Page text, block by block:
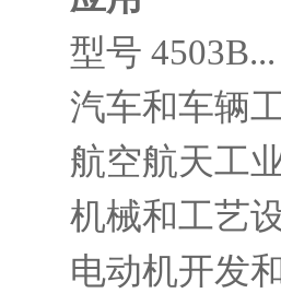
型号
汽车和车辆
航空航天工
机械和工艺
电动机开发